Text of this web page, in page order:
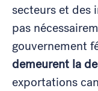
secteurs et des
pas
gouvernement
demeurent la
exportations